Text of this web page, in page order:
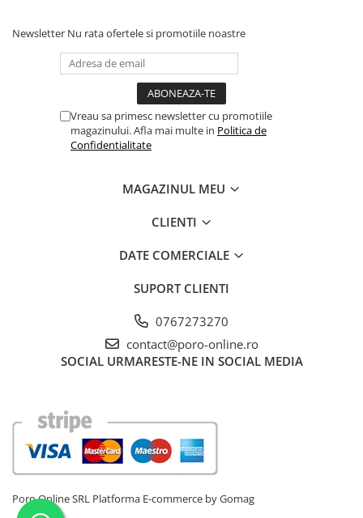
Newsletter Nu rata ofertele si promotiile noastre
Vreau sa primesc newsletter cu promotiile
magazinului. Afla mai multe in Politica de
Confidentialitate
MAGAZINUL MEU
CLIENTI
DATE COMERCIALE
SUPORT CLIENTI
0767273270
contact@poro-online.ro
SOCIAL URMARESTE-NE IN SOCIAL MEDIA
Poro Online SRL Platforma E-commerce by Gomag